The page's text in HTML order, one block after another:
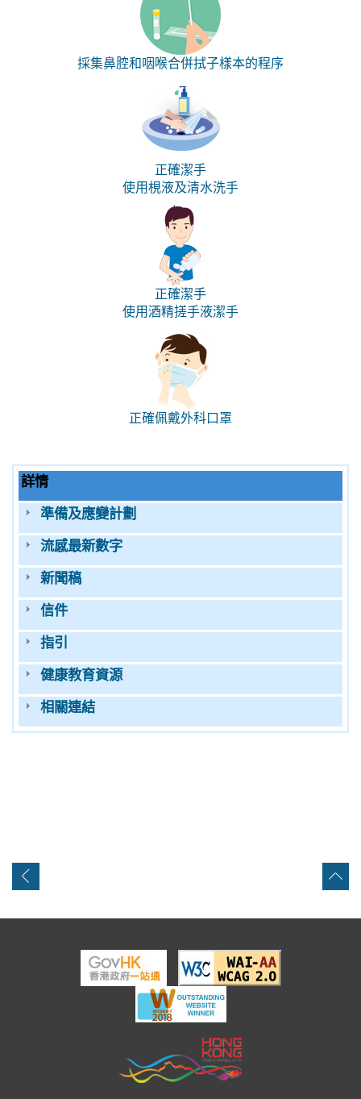
採集鼻腔和咽喉合併拭子樣本的程序
正確潔手
使用梘液及清水洗手
正確潔手
使用酒精搓手液潔手
正確佩戴外科口罩
詳情
準備及應變計劃
流感最新數字
新聞稿
信件
指引
健康教育資源
相關連結